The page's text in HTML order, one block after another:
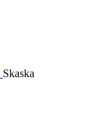
Skaska